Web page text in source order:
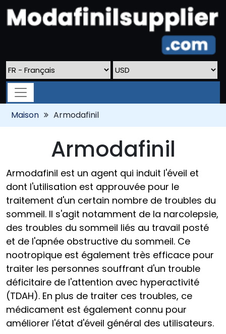
Maison Armodafinil
Armodafinil
Armodafinil est un agent qui induit l'éveil et
dont l'utilisation est approuvée pour le
traitement d'un certain nombre de troubles du
sommeil. Il s'agit notamment de la narcolepsie,
des troubles du sommeil liés au travail posté
et de l'apnée obstructive du sommeil. Ce
nootropique est également très efficace pour
traiter les personnes souffrant d'un trouble
déficitaire de l'attention avec hyperactivité
(TDAH). En plus de traiter ces troubles, ce
médicament est également connu pour
améliorer l'état d'éveil général des utilisateurs.